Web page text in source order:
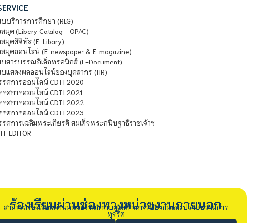
บริการการศึกษา (REG)
มุด (Libery Catalog - OPAC)
มุดดิจิทัล (E-Libary)
มุดออนไลน์ (E-newspaper & E-magazine)
สารบรรณอิเล็กทรอนิกส์ (E-Document)
แสดงผลออนไลน์ของบุคลากร (HR)
ศการออนไลน์ CDTI 2020
ศการออนไลน์ CDTI 2021
ศการออนไลน์ CDTI 2022
ศการออนไลน์ CDTI 2023
ศการเฉลิมพระเกียรติ สมเด็จพระกนิษฐาธิราชเจ้าฯ
EDITOR
ร้องเรียนผ่านช่องทางหน่วยงานภายนอก
สามารถร้องเรียนผ่านหน่วยงานกำกับดูแลด้านการป้องกันและปราบปรามการ
ทุจริต